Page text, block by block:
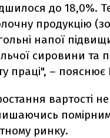
до 18,0%.
продукцію
напої
сировини та
праці", – пояснює
вартості
ринку.